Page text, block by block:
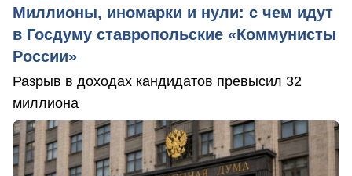
Миллионы, иномарки и нули: с чем идут
в Госдуму ставропольские «Коммунисты
России»
Разрыв в доходах кандидатов превысил 32
миллиона